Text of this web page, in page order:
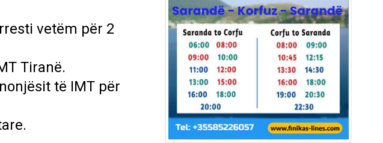
vetëm për 2
Tiranë.
të IMT për